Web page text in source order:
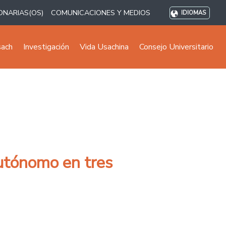
COMUNICACIONES Y MEDIOS IDIOMAS
Investigación Vida Usachina Consejo Universitario
en tres